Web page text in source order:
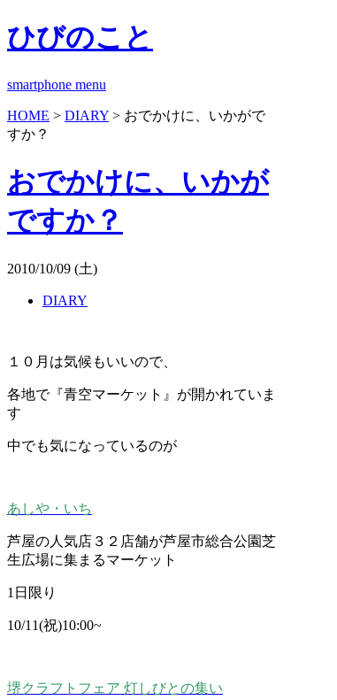
ひびのこと
smartphone menu
HOME > DIARY > おでかけに、いかがで
すか？
おでかけに、いかが
ですか？
2010/10/09 (土)
DIARY
１０月は気候もいいので、
各地で『青空マーケット』が開かれていま
す
中でも気になっているのが
あしや・いち
芦屋の人気店３２店舗が芦屋市総合公園芝
生広場に集まるマーケット
1日限り
10/11(祝)10:00~
堺クラフトフェア 灯しびとの集い